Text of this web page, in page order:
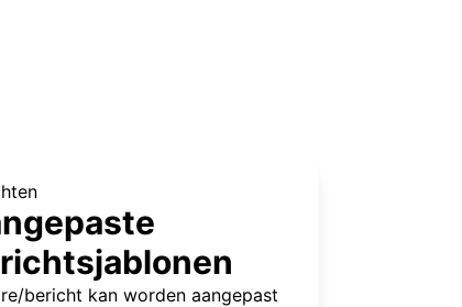
bericht kan worden aangepast